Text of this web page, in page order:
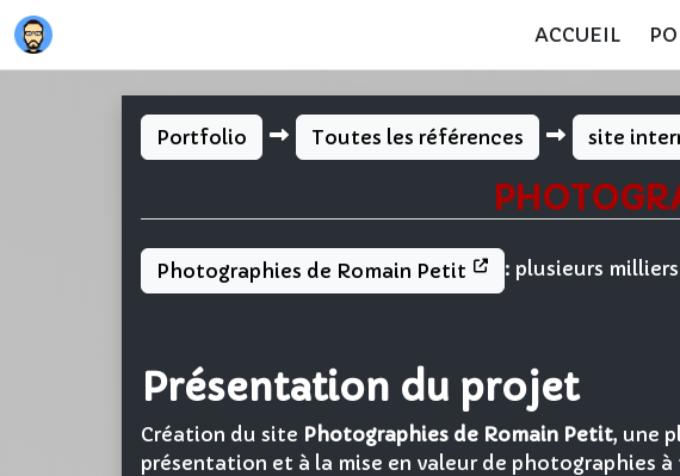
ACCUEIL
Portfolio Toutes les références site
Photographies de Romain Petit : plusieurs
Présentation du projet
Création du site Photographies de Romain Petit, une
présentation et à la mise en valeur de photographies